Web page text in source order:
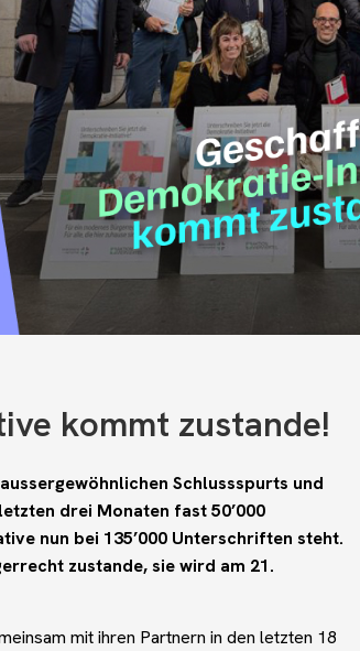
kommt zustande!
Schlussspurts und
drei Monaten fast 50’000
nun bei 135’000 Unterschriften steht.
zustande, sie wird am 21.
mit ihren Partnern in den letzten 18